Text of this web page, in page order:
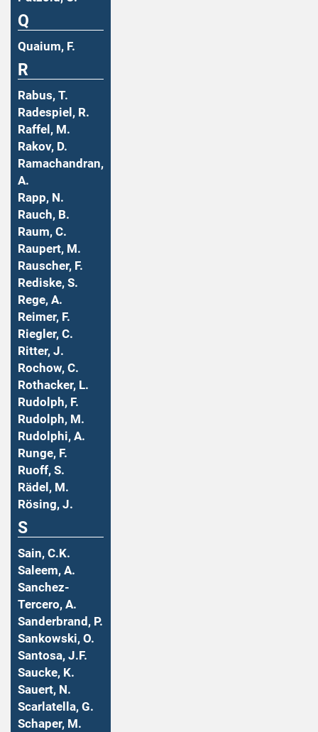
Q
Quaium, F.
R
Rabus, T.
Radespiel, R.
Raffel, M.
Rakov, D.
Ramachandran,
A.
Rapp, N.
Rauch, B.
Raum, C.
Raupert, M.
Rauscher, F.
Rediske, S.
Rege, A.
Reimer, F.
Riegler, C.
Ritter, J.
Rochow, C.
Rothacker, L.
Rudolph, F.
Rudolph, M.
Rudolphi, A.
Runge, F.
Ruoff, S.
Rädel, M.
Rösing, J.
S
Sain, C.K.
Saleem, A.
Sanchez-
Tercero, A.
Sanderbrand, P.
Sankowski, O.
Santosa, J.F.
Saucke, K.
Sauert, N.
Scarlatella, G.
Schaper, M.